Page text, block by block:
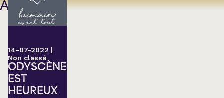
AUSSI
14-07-2022 |
Non classé
ODYSCÈNE
EST
HEUREUX